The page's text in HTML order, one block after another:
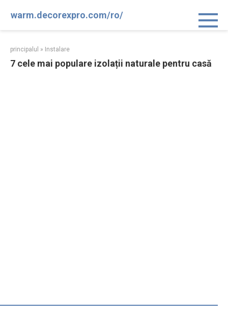
warm.decorexpro.com/ro/
principalul » Instalare
7 cele mai populare izolații naturale pentru casă